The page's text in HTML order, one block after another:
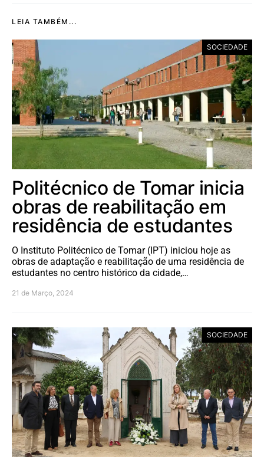
LEIA TAMBÉM...
SOCIEDADE
Politécnico de Tomar inicia
obras de reabilitação em
residência de estudantes
O Instituto Politécnico de Tomar (IPT) iniciou hoje as
obras de adaptação e reabilitação de uma residência de
estudantes no centro histórico da cidade,…
21 de Março, 2024
SOCIEDADE